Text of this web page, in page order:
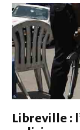
Libreville :